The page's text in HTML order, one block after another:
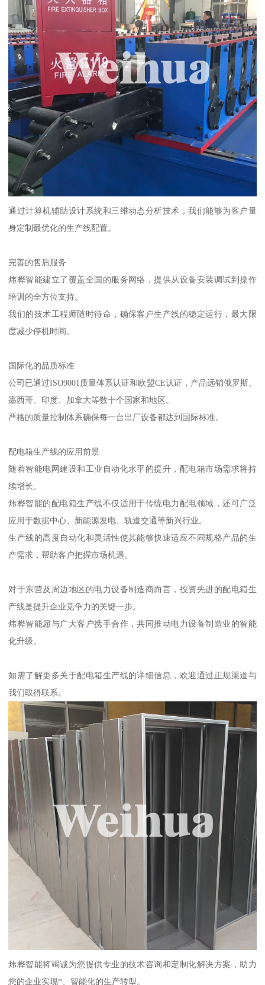
通过计算机辅助设计系统和三维动态分析技术，我们能够为客户量
身定制最优化的生产线配置。
完善的售后服务
炜桦智能建立了覆盖全国的服务网络，提供从设备安装调试到操作
培训的全方位支持。
我们的技术工程师随时待命，确保客户生产线的稳定运行，最大限
度减少停机时间。
国际化的品质标准
公司已通过ISO9001质量体系认证和欧盟CE认证，产品远销俄罗斯、
墨西哥、印度、加拿大等数十个国家和地区。
严格的质量控制体系确保每一台出厂设备都达到国际标准。
配电箱生产线的应用前景
随着智能电网建设和工业自动化水平的提升，配电箱市场需求将持
续增长。
炜桦智能的配电箱生产线不仅适用于传统电力配电领域，还可广泛
应用于数据中心、新能源发电、轨道交通等新兴行业。
生产线的高度自动化和灵活性使其能够快速适应不同规格产品的生
产需求，帮助客户把握市场机遇。
对于东营及周边地区的电力设备制造商而言，投资先进的配电箱生
产线是提升企业竞争力的关键一步。
炜桦智能愿与广大客户携手合作，共同推动电力设备制造业的智能
化升级。
如需了解更多关于配电箱生产线的详细信息，欢迎通过正规渠道与
我们取得联系。
炜桦智能将竭诚为您提供专业的技术咨询和定制化解决方案，助力
您的企业实现*、智能化的生产转型。